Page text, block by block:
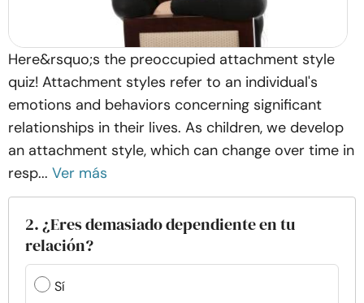
Here&rsquo;s the preoccupied attachment style
quiz! Attachment styles refer to an individual's
emotions and behaviors concerning significant
relationships in their lives. As children, we develop
an attachment style, which can change over time in
resp... Ver más
2. ¿Eres demasiado dependiente en tu
relación?
Sí